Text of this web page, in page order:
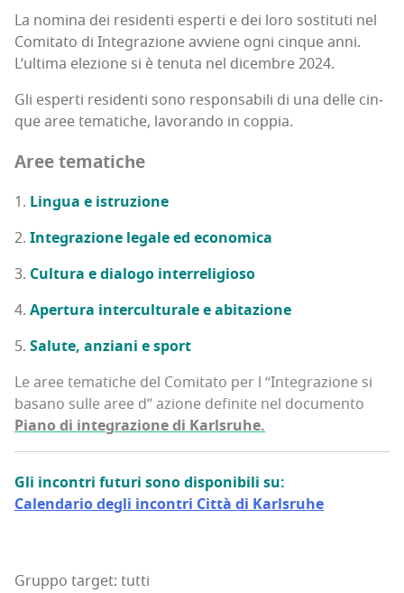
La nomi­na dei resi­den­ti esper­ti e dei loro sosti­tu­ti nel
Comi­ta­to di Inte­gra­zio­ne avvie­ne ogni cin­que anni.
L’ul­ti­ma ele­zio­ne si è tenu­ta nel dicem­bre 2024.
Gli esper­ti resi­den­ti sono respon­sa­bi­li di una del­le cin­
que aree tema­ti­che, lavo­ran­do in coppia.
Aree tema­ti­che
Lin­gua e istruzione
Inte­gra­zio­ne lega­le ed economica
Cul­tu­ra e dia­lo­go interreligioso
Aper­tu­ra inter­cul­tu­ra­le e abitazione
Salu­te, anzia­ni e sport
Le aree tema­ti­che del Comi­ta­to per l “Inte­gra­zio­ne si
basa­no sul­le aree d” azio­ne defi­ni­te nel docu­men­to
Pia­no di inte­gra­zio­ne di Karl­sru­he.
Gli incon­tri futu­ri sono dispo­ni­bi­li su:
Calen­da­rio degli incon­tri Cit­tà di Karlsruhe
Gruppo target: tutti